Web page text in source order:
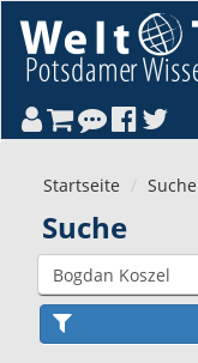
Startseite Suche
Suche